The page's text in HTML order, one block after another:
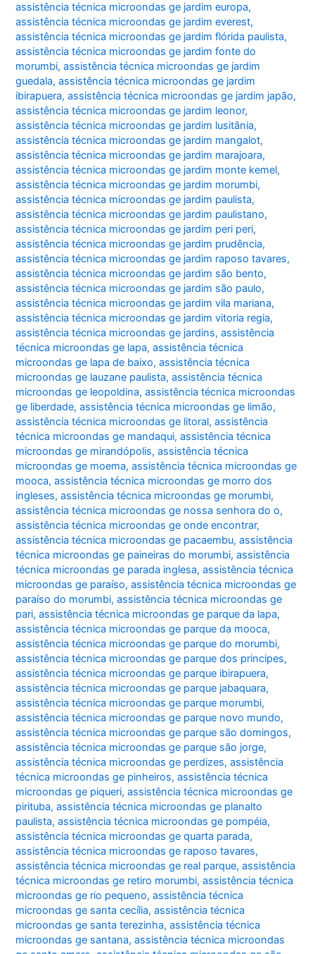
assistência técnica microondas ge jardim europa,
assistência técnica microondas ge jardim everest,
assistência técnica microondas ge jardim flórida paulista,
assistência técnica microondas ge jardim fonte do
morumbi,assistência técnica microondas ge jardim
guedala,assistência técnica microondas ge jardim
ibirapuera,assistência técnica microondas ge jardim japão,
assistência técnica microondas ge jardim leonor,
assistência técnica microondas ge jardim lusitânia,
assistência técnica microondas ge jardim mangalot,
assistência técnica microondas ge jardim marajoara,
assistência técnica microondas ge jardim monte kemel,
assistência técnica microondas ge jardim morumbi,
assistência técnica microondas ge jardim paulista,
assistência técnica microondas ge jardim paulistano,
assistência técnica microondas ge jardim peri peri,
assistência técnica microondas ge jardim prudência,
assistência técnica microondas ge jardim raposo tavares,
assistência técnica microondas ge jardim são bento,
assistência técnica microondas ge jardim são paulo,
assistência técnica microondas ge jardim vila mariana,
assistência técnica microondas ge jardim vitoria regia,
assistência técnica microondas ge jardins,assistência
técnica microondas ge lapa,assistência técnica
microondas ge lapa de baixo,assistência técnica
microondas ge lauzane paulista,assistência técnica
microondas ge leopoldina,assistência técnica microondas
ge liberdade,assistência técnica microondas ge limão,
assistência técnica microondas ge litoral,assistência
técnica microondas ge mandaqui,assistência técnica
microondas ge mirandópolis,assistência técnica
microondas ge moema,assistência técnica microondas ge
mooca,assistência técnica microondas ge morro dos
ingleses,assistência técnica microondas ge morumbi,
assistência técnica microondas ge nossa senhora do o,
assistência técnica microondas ge onde encontrar,
assistência técnica microondas ge pacaembu,assistência
técnica microondas ge paineiras do morumbi,assistência
técnica microondas ge parada inglesa,assistência técnica
microondas ge paraíso,assistência técnica microondas ge
paraíso do morumbi,assistência técnica microondas ge
pari,assistência técnica microondas ge parque da lapa,
assistência técnica microondas ge parque da mooca,
assistência técnica microondas ge parque do morumbi,
assistência técnica microondas ge parque dos principes,
assistência técnica microondas ge parque ibirapuera,
assistência técnica microondas ge parque jabaquara,
assistência técnica microondas ge parque morumbi,
assistência técnica microondas ge parque novo mundo,
assistência técnica microondas ge parque são domingos,
assistência técnica microondas ge parque são jorge,
assistência técnica microondas ge perdizes,assistência
técnica microondas ge pinheiros,assistência técnica
microondas ge piqueri,assistência técnica microondas ge
pirituba,assistência técnica microondas ge planalto
paulista,assistência técnica microondas ge pompéia,
assistência técnica microondas ge quarta parada,
assistência técnica microondas ge raposo tavares,
assistência técnica microondas ge real parque,assistência
técnica microondas ge retiro morumbi,assistência técnica
microondas ge rio pequeno,assistência técnica
microondas ge santa cecília,assistência técnica
microondas ge santa terezinha,assistência técnica
microondas ge santana,assistência técnica microondas